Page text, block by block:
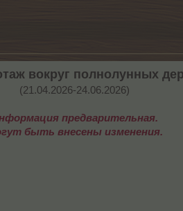
вокруг полнолунных
(21.04.2026-24.06.2026)​
предварительная.
быть внесены изменения.